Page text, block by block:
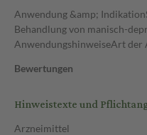
Anwendung &amp;
Behandlung von manisch-
AnwendungshinweiseArt der
Bewertungen
Hinweistexte und
Arzneimittel